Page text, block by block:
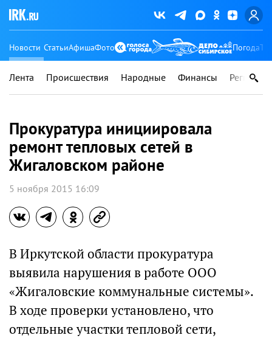
Новости СтатьиАфишаФото Погода
Лента Происшествия Народные Финансы Регионы
Прокуратура инициировала
ремонт тепловых сетей в
Жигаловском районе
5 ноября 2015 16:09
В Иркутской области прокуратура
выявила нарушения в работе ООО
«Жигаловские коммунальные системы».
В ходе проверки установлено, что
отдельные участки тепловой сети,